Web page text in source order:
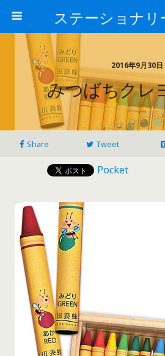
ステーショナリ
2016年9月30日
みつばちクレ
Share Tweet
Pocket